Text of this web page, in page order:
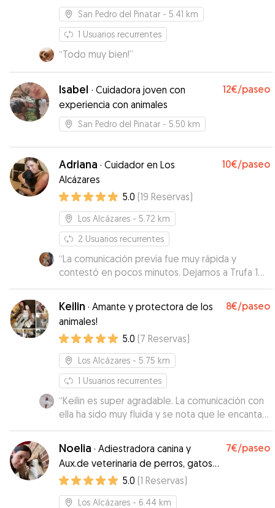
🐶”
San Pedro del Pinatar - 5.41 km
1 Usuarios recurrentes
“Todo muy bien!”
Isabel · Cuidadora joven con
experiencia con animales
12€/paseo
San Pedro del Pinatar - 5.50 km
Adriana · Cuidador en Los
Alcázares
10€/paseo
5.0 (19 Reservas)
Los Alcázares - 5.72 km
2 Usuarios recurrentes
“La comunicación previa fue muy rápida y
contestó en pocos minutos. Dejamos a Trufa 1
dia y la verdad que no pudo estar mejor cuidada
con Adriana y su familia. Le dio un paseito y
también chuches. Repetiría.”
Keilin · Amante y protectora de los
animales!
8€/paseo
5.0 (7 Reservas)
Los Alcázares - 5.75 km
1 Usuarios recurrentes
“Keilin es super agradable. La comunicación con
ella ha sido muy fluida y se nota que le encanta
lo que hace. Fichaje seguro para cuando
vayamos a Murcia 💖
Noelia · Adiestradora canina y
Aux.de veterinaria de perros, gatos y
exóticos
7€/paseo
5.0 (1 Reservas)
Los Alcázares - 6.44 km